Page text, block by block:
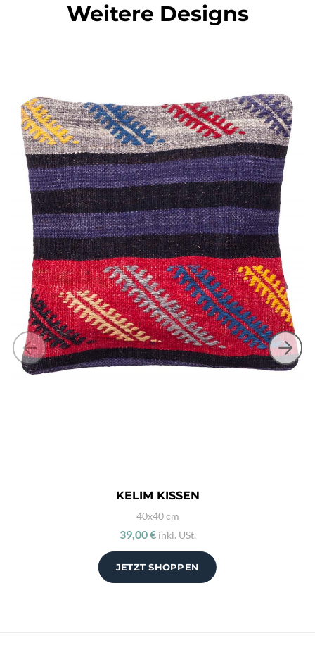
Weitere Designs
JETZT SHOPPEN
KELIM KISSEN
40x40 cm
39,00 € inkl. USt.